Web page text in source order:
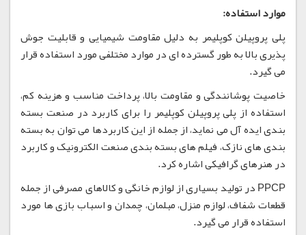
موارد استفاده:
پلی پروپیلن کوپلیمر به دلیل مقاومت شیمیایی و قابلیت جوش
پذیری بالا به طور گسترده ای در موارد مختلفی مورد استفاده قرار
می گیرد.
خاصیت پوشانندگی و مقاومت بالا، پرداخت مناسب و هزینه کم،
استفاده از پلی پروپیلن کوپلیمر را برای کاربرد در صنعت بسته
بندی ایده آل می نماید، از جمله از این کاربردها می توان به بسته
بندی های نازک، فیلم های بسته بندی صنعت الکترونیک و کاربرد
در هنرهای گرافیکی اشاره کرد.
PPCP در تولید بسیاری از لوازم خانگی و کالاهای مصرفی از جمله
قطعات شفاف، لوازم منزل، مبلمان، چمدان و اسباب بازی ها مورد
استفاده قرار می گیرد.